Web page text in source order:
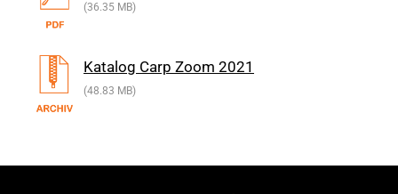
(36.35 MB)
Katalog Carp Zoom 2021
(48.83 MB)